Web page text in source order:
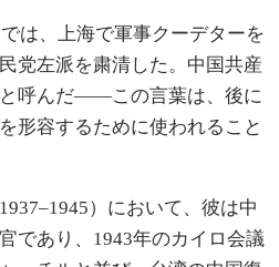
は、上海で軍事クーデターを
党左派を粛清した。中国共産
呼んだ――この言葉は、後に
形容するために使われること
）において、彼は中
であり、1943年のカイロ会議